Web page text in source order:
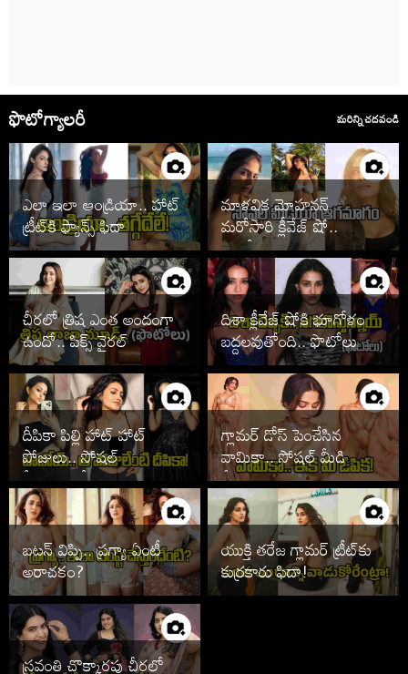
ఫొటోగ్యాలరీ మరిన్ని చదవండి
ఎలా ఇలా ఆండ్రియా.. హాట్
ట్రీట్‌కి ఫ్యాన్స్ ఫిదా
మాళవిక మోహనన్
మరోసారి క్లీవేజ్ షో..
ఫొటోలు చూశారా
చీరలో త్రిష ఎంత అందంగా
ఉందో.. పిక్స్ వైరల్
దిశా క్లీవేజ్ షోకి భూగోళం
బద్దలవుతోంది.. ఫొటోలు
వైరల్
దీపికా పిల్లి హాట్ హాట్
పోజులు.. సోషల్
మీడియాలో సెగలు
గ్లామర్ డోస్ పెంచేసిన
వామికా.. సోషల్ మీడియా
షేక్!
బటన్ విప్పి.. ప్రగ్యా ఏంటీ
అరాచకం?
యుక్తి తరేజ గ్లామర్ ట్రీట్‌కు
కుర్రకారు ఫిదా!
స్రవంతి చొక్కారపు చీరలో